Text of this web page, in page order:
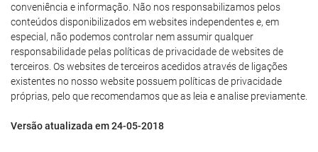
conveniência e informação. Não nos responsabilizamos pelos
conteúdos disponibilizados em websites independentes e, em
especial, não podemos controlar nem assumir qualquer
responsabilidade pelas políticas de privacidade de websites de
terceiros. Os websites de terceiros acedidos através de ligações
existentes no nosso website possuem políticas de privacidade
próprias, pelo que recomendamos que as leia e analise previamente.
Versão atualizada em 24-05-2018